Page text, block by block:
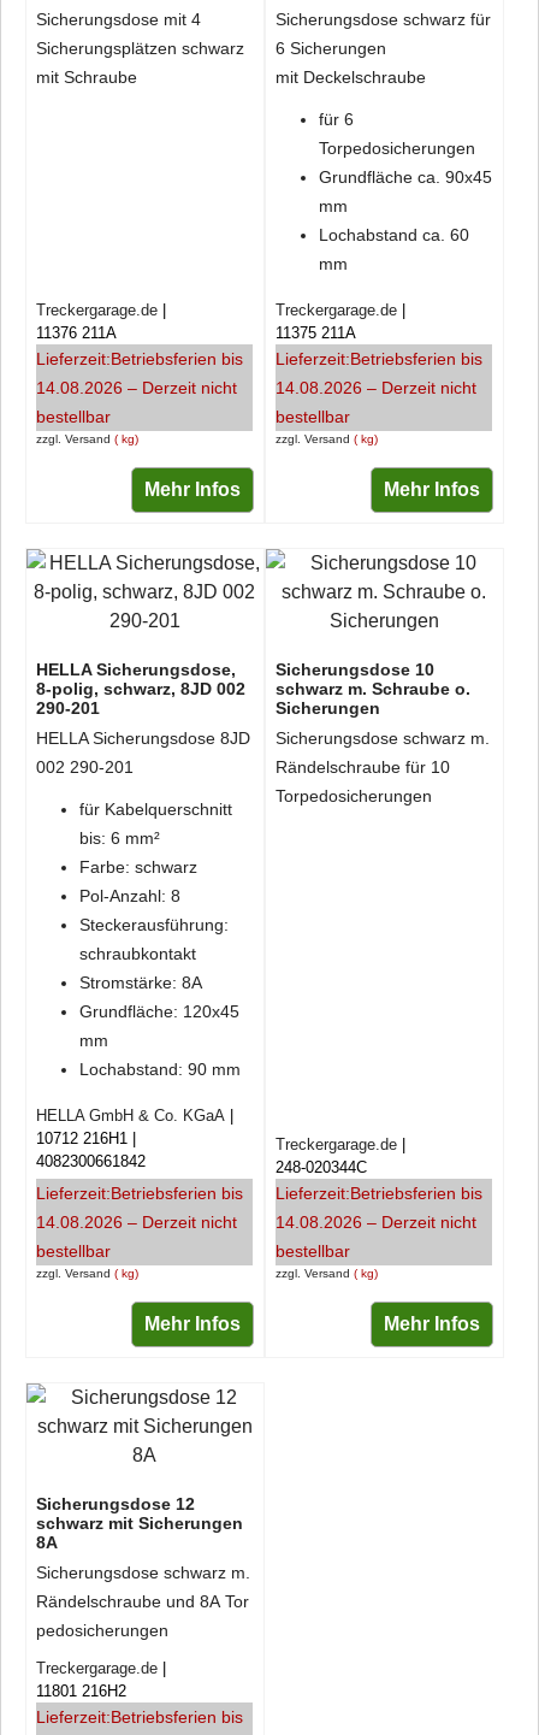
Sicherungsdose mit 4
Sicherungsplätzen schwarz
mit Schraube
zzgl. Versand kg
Treckergarage.de
11376 211A
Lieferzeit:Betriebsferien bis
14.08.2026 – Derzeit nicht
bestellbar
Mehr Infos
Sicherungsdose schwarz für
6 Sicherungen
mit Deckelschraube
für 6
Torpedosicherungen
Grundfläche ca. 90x45
mm
Lochabstand ca. 60
mm
zzgl. Versand kg
Treckergarage.de
11375 211A
Lieferzeit:Betriebsferien bis
14.08.2026 – Derzeit nicht
bestellbar
Mehr Infos
HELLA Sicherungsdose,
8-polig, schwarz, 8JD 002
290-201
HELLA Sicherungsdose 8JD
002 290-201
für Kabelquerschnitt
bis: 6 mm²
Farbe: schwarz
Pol-Anzahl: 8
Steckerausführung:
schraubkontakt
Stromstärke: 8A
Grundfläche: 120x45
mm
Lochabstand: 90 mm
zzgl. Versand kg
HELLA GmbH & Co. KGaA
10712 216H1
4082300661842
Lieferzeit:Betriebsferien bis
14.08.2026 – Derzeit nicht
bestellbar
Mehr Infos
Sicherungsdose 10
schwarz m. Schraube o.
Sicherungen
Sicherungsdose schwarz m.
Rändelschraube für 10
Torpedosicherungen
zzgl. Versand kg
Treckergarage.de
248-020344C
Lieferzeit:Betriebsferien bis
14.08.2026 – Derzeit nicht
bestellbar
Mehr Infos
Sicherungsdose 12
schwarz mit Sicherungen
8A
Sicherungsdose schwarz m.
Rändelschraube und 8A Tor
pedosicherungen
Treckergarage.de
11801 216H2
Lieferzeit:Betriebsferien bis